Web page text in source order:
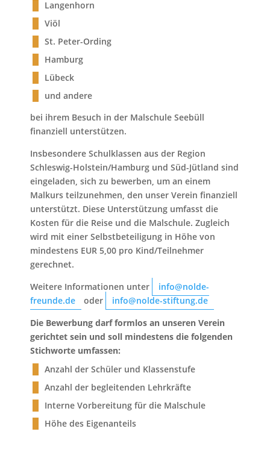
Langenhorn
Viöl
St. Peter-Ording
Hamburg
Lübeck
und andere
bei ihrem Besuch in der Malschule Seebüll
finanziell unterstützen.
Insbesondere Schulklassen aus der Region
Schleswig-Holstein/Hamburg und Süd-Jütland sind
eingeladen, sich zu bewerben, um an einem
Malkurs teilzunehmen, den unser Verein finanziell
unterstützt. Diese Unterstützung umfasst die
Kosten für die Reise und die Malschule. Zugleich
wird mit einer Selbstbeteiligung in Höhe von
mindestens EUR 5,00 pro Kind/Teilnehmer
gerechnet.
Weitere Informationen unter
info@nolde-
freunde.de
oder
info@nolde-stiftung.de
Die Bewerbung darf formlos an unseren Verein
gerichtet sein und soll mindestens die folgenden
Stichworte umfassen:
Anzahl der Schüler und Klassenstufe
Anzahl der begleitenden Lehrkräfte
Interne Vorbereitung für die Malschule
Höhe des Eigenanteils